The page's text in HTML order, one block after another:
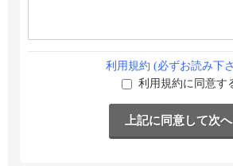
利用規約 (必ずお読み下
利用規約に同意す